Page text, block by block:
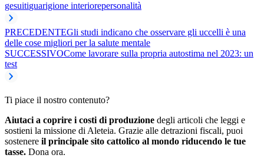
gesuitiguarigione interiorepersonalità
PRECEDENTEGli studi indicano che osservare gli uccelli è una
delle cose migliori per la salute mentale
SUCCESSIVOCome lavorare sulla propria autostima nel 2023: un
test
Ti piace il nostro contenuto?
Aiutaci a coprire i costi di produzione degli articoli che leggi e
sostieni la missione di Aleteia. Grazie alle detrazioni fiscali, puoi
sostenere il principale sito cattolico al mondo riducendo le tue
tasse. Dona ora.